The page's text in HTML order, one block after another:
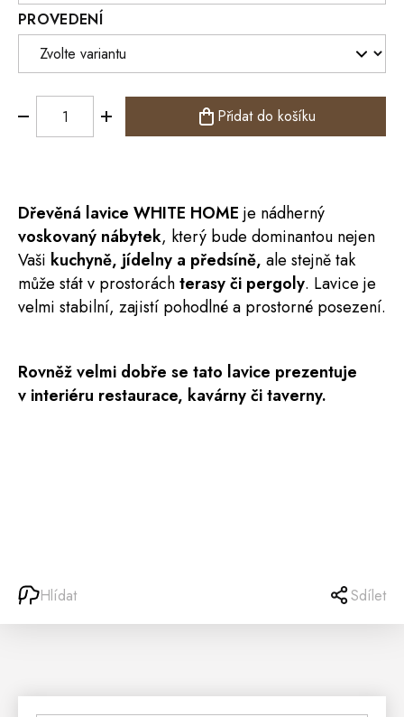
PROVEDENÍ
Přidat do košíku
Dřevěná lavice WHITE HOME je nádherný
voskovaný nábytek, který bude dominantou nejen
Vaši kuchyně, jídelny a předsíně, ale stejně tak
může stát v prostoráchterasy či pergoly. Lavice je
velmi stabilní, zajistí pohodlné a prostorné posezení.
Rovněž velmi dobře se tato lavice prezentuje
v interiéru restaurace, kavárny či taverny.
Hlídat Sdílet